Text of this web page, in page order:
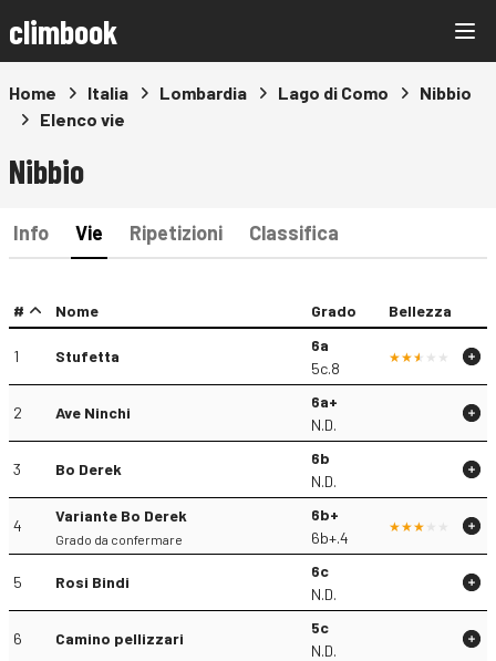
climbook
Home Italia Lombardia Lago di Como
Nibbio
Elenco vie
Nibbio
Info Vie Ripetizioni Classifica
# Nome Grado Bellezza
1 Stufetta
6a
5c.8
2 Ave Ninchi
6a+
N.D.
3 Bo Derek
6b
N.D.
4
Variante Bo Derek
Grado da confermare
6b+
6b+.4
5 Rosi Bindi
6c
N.D.
6 Camino pellizzari
5c
N.D.